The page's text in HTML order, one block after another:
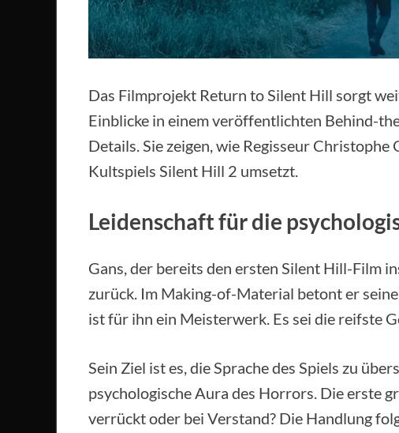
Das Filmprojekt Return to Silent Hill sorgt
Einblicke in einem veröffentlichten Behind-
Details. Sie zeigen, wie Regisseur
Kultspiels Silent Hill 2 umsetzt.
Leidenschaft für die
Gans, der bereits den ersten Silent Hill-Film
zurück. Im Making-of-Material betont er
ist für ihn ein Meisterwerk. Es sei die reifste
Sein Ziel ist es, die Sprache des Spiels zu
psychologische Aura des Horrors. Die erste
verrückt oder bei Verstand? Die Handlung